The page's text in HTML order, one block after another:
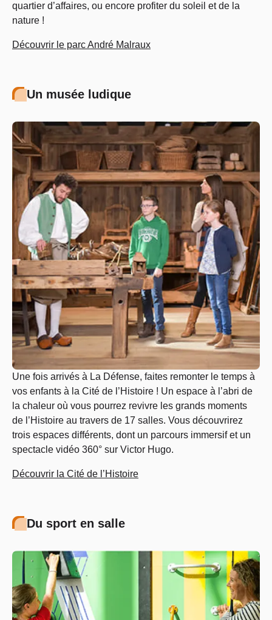
quartier d’affaires, ou encore profiter du soleil et de la
nature !
Découvrir le parc André Malraux
Un musée ludique
Une fois arrivés à La Défense, faites remonter le temps à
vos enfants à la Cité de l’Histoire ! Un espace à l’abri de
la chaleur où vous pourrez revivre les grands moments
de l’Histoire au travers de 17 salles. Vous découvrirez
trois espaces différents, dont un parcours immersif et un
spectacle vidéo 360° sur Victor Hugo.
Découvrir la Cité de l’Histoire
Du sport en salle